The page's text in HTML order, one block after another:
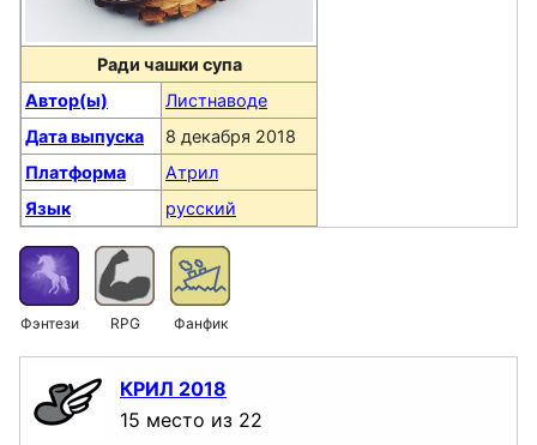
Ради чашки супа
Автор(ы)
Листнаводе
Дата выпуска
8 декабря 2018
Платформа
Атрил
Язык
русский
Фэнтези RPG Фанфик
КРИЛ 2018
15 место из 22